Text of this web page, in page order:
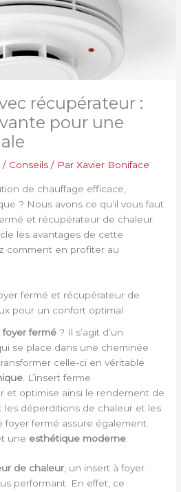
récupérateur :
pour une
/ Conseils / ParXavier Boniface
de chauffage efficace,
? Nous avons ce qu’il vous faut
et récupérateur de chaleur.
les avantages de cette
comment en profiter au
fermé et récupérateur de
pour un confort optimal
foyer fermé ? Il s’agit d’un
se place dans une cheminée
celle-ci en véritable
. L’insert ferme
et optimise ainsi le rendement de
les déperditions de chaleur et les
foyer fermé assure également
une esthétique moderne
de chaleur, un insert à foyer
performant. En effet, ce